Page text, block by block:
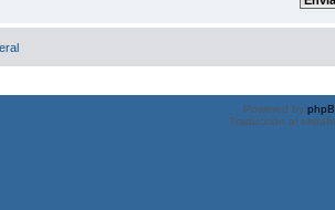
Powered by
Traducción al